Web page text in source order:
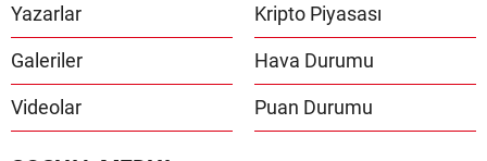
Yazarlar
Galeriler
Videolar
Kripto Piyasası
Hava Durumu
Puan Durumu